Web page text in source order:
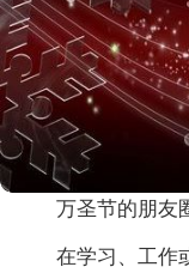
万圣节的朋友
在学习、工作